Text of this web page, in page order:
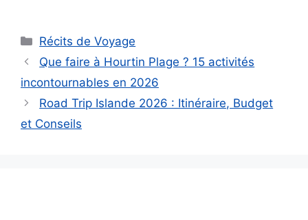
Catégories
Récits de Voyage
Que faire à Hourtin Plage ? 15 activités
incontournables en 2026
Road Trip Islande 2026 : Itinéraire, Budget
et Conseils